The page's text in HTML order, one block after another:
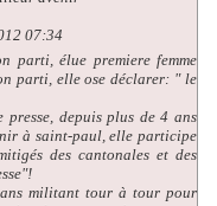
07:34
parti, élue premiere femme
parti, elle ose déclarer: " le
depuis plus de 4 ans
à saint-paul, elle participe
des cantonales et des
militant tour à tour pour